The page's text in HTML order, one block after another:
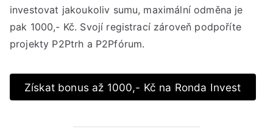
investovat jakoukoliv sumu, maximální odměna je
pak 1000,- Kč. Svojí registrací zároveň podpoříte
projekty P2Ptrh a P2Pfórum.
Získat bonus až 1000,- Kč na Ronda Invest